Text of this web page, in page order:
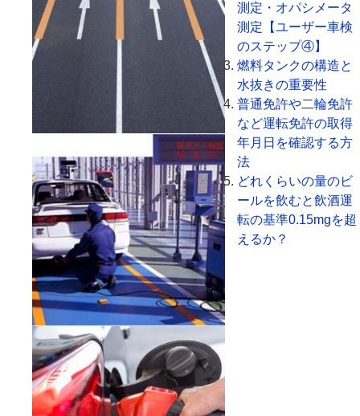
測定・オパシメータ
測定【ユーザー車検
のステップ④】
燃料タンクの構造と
水抜きの重要性
普通免許や二輪免許
など運転免許の取得
年月日を確認する方
法
どれくらいの量のビ
ールを飲むと飲酒運
転の基準0.15mgを超
えるか？